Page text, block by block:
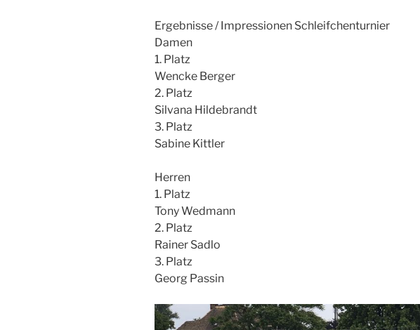
Ergebnisse / Impressionen Schleifchenturnier
Damen
1. Platz
Wencke Berger
2. Platz
Silvana Hildebrandt
3. Platz
Sabine Kittler
Herren
1. Platz
Tony Wedmann
2. Platz
Rainer Sadlo
3. Platz
Georg Passin